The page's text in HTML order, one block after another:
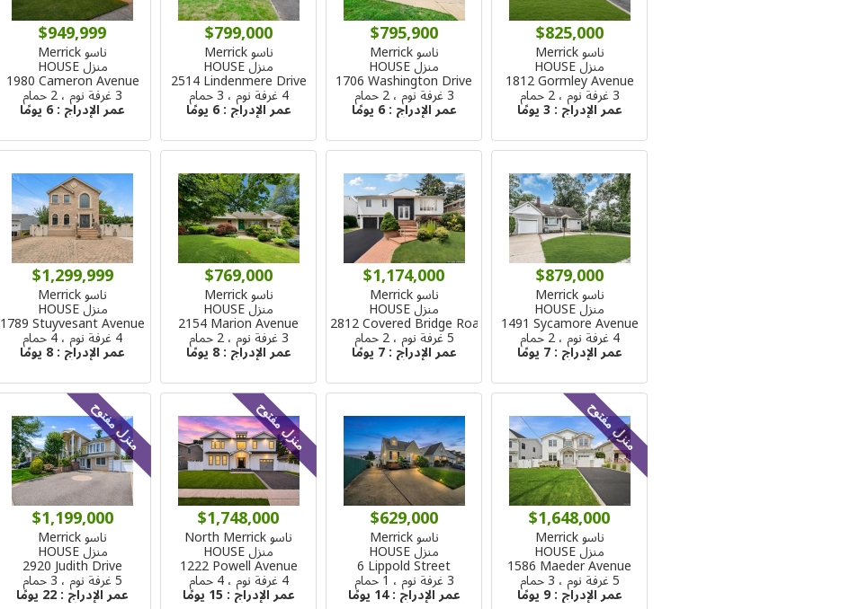
$825,000
ناسو Merrick
منزل HOUSE
1812 Gormley Avenue
3 غرفة نوم ، 2 حمام
عمر الإدراج : 3 يومًا
$795,900
ناسو Merrick
منزل HOUSE
1706 Washington Drive
3 غرفة نوم ، 2 حمام
عمر الإدراج :6 يومًا
$799,000
ناسو Merrick
منزل HOUSE
2514 Lindenmere Drive
4 غرفة نوم ، 3 حمام
عمر الإدراج :6 يومًا
$949,999
ناسو Merrick
منزل HOUSE
1980 Cameron Avenue
3 غرفة نوم ، 2 حمام
عمر الإدراج :6 يومًا
$879,000
ناسو Merrick
منزل HOUSE
1491 Sycamore Avenue
4 غرفة نوم ، 2 حمام
عمر الإدراج :7 يومًا
$1,174,000
ناسو Merrick
منزل HOUSE
2812 Covered Bridge Road
5 غرفة نوم ، 2 حمام
عمر الإدراج :7 يومًا
$769,000
ناسو Merrick
منزل HOUSE
2154 Marion Avenue
3 غرفة نوم ، 2 حمام
عمر الإدراج :8 يومًا
$1,299,999
ناسو Merrick
منزل HOUSE
1789 Stuyvesant Avenue
4 غرفة نوم ، 4 حمام
عمر الإدراج :8 يومًا
منزل مفتوح
$1,648,000
ناسو Merrick
منزل HOUSE
1586 Maeder Avenue
5 غرفة نوم ، 3 حمام
عمر الإدراج :9 يومًا
$629,000
ناسو Merrick
منزل HOUSE
6 Lippold Street
3 غرفة نوم ، 1 حمام
عمر الإدراج :14 يومًا
منزل مفتوح
$1,748,000
ناسو North Merrick
منزل HOUSE
1222 Powell Avenue
4 غرفة نوم ، 4 حمام
عمر الإدراج : 15 يومًا
منزل مفتوح
$1,199,000
ناسو Merrick
منزل HOUSE
2920 Judith Drive
5 غرفة نوم ، 3 حمام
عمر الإدراج :22 يومًا